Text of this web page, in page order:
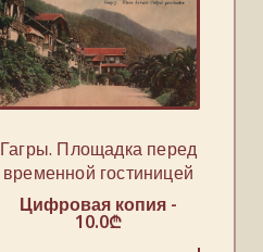
Гагры. Площадка перед
временной гостиницей
Цифровая копия -
10.0₾